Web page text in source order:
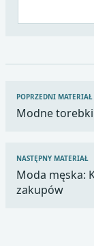
Nawigacja
wpisu
POPRZEDNI MATERIAŁ
Modne
NASTĘPNY MATERIAŁ
Moda męska:
zakupów